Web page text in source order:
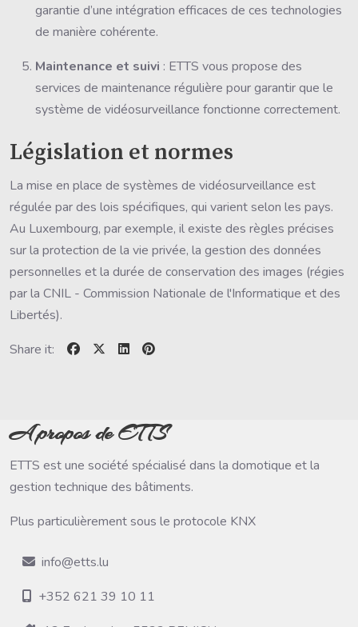
garantie d’une intégration efficaces de ces technologies
de manière cohérente.
Maintenance et suivi : ETTS vous propose des
services de maintenance régulière pour garantir que le
système de vidéosurveillance fonctionne correctement.
Législation et normes
La mise en place de systèmes de vidéosurveillance est
régulée par des lois spécifiques, qui varient selon les pays.
Au Luxembourg, par exemple, il existe des règles précises
sur la protection de la vie privée, la gestion des données
personnelles et la durée de conservation des images (régies
par la CNIL - Commission Nationale de l'Informatique et des
Libertés).
Share it:
A propos de ETTS
ETTS est une société spécialisé dans la domotique et la
gestion technique des bâtiments.
Plus particulièrement sous le protocole KNX
info@etts.lu
+352 621 39 10 11